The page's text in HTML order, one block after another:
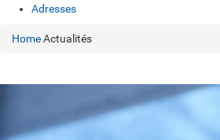
Adresses
HomeActualités